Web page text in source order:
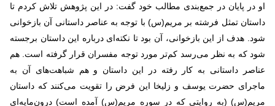
او در پایان در جمع‌بندی مطالب خود گفت: در این پژوهش تلاش کردم تا
داستان تمثل فرشته بر مریم(س) با توجه به عناصر داستانی آن بازخوانی
شود. هدف از این بازخوانی، آن بود تا نکته‌ای درباره این داستان برجسته
شود که به نظر می‌رسد کم‌تر مورد توجه مفسران قرار گرفته است. هم
عناصر داستانی به کار رفته در این داستان و هم شباهت‌های آن به
ماجرای حضرت یوسف و زلیخا این فرض را تقویت می‌کنند که داستان
مریم(س) (به روایتی که در سوره مریم(س) آمده است) درون‌مایه‌ای